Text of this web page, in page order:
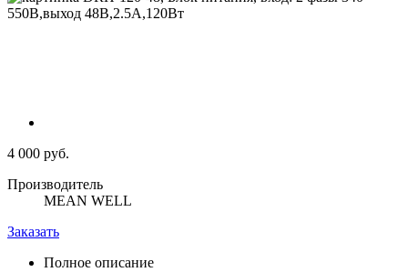
4 000 руб.
Производитель
MEAN WELL
Заказать
Полное описание